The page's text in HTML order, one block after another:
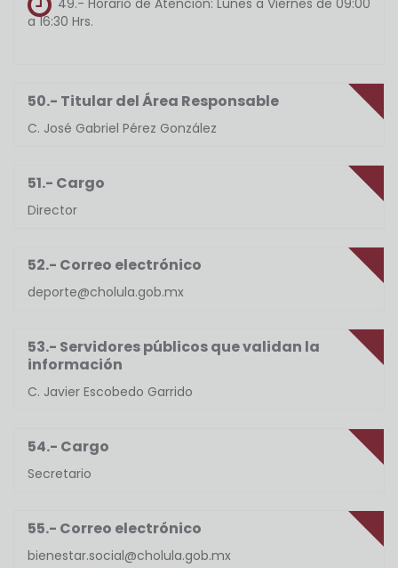
49.- Horario de Atención: Lunes a Viernes de 09:00
a 16:30 Hrs.
50.- Titular del Área Responsable
C. José Gabriel Pérez González
51.- Cargo
Director
52.- Correo electrónico
deporte@cholula.gob.mx
53.- Servidores públicos que validan la
información
C. Javier Escobedo Garrido
54.- Cargo
Secretario
55.- Correo electrónico
bienestar.social@cholula.gob.mx